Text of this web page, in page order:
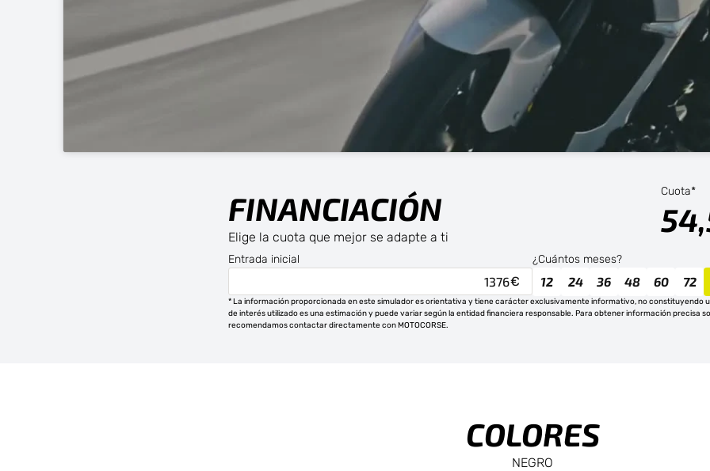
FINANCIACIÓN
Elige la cuota que mejor se adapte a ti
Cuota*
Entrada inicial ¿Cuántos meses?
12 24 36 48 60 72
* La información proporcionada en este simulador es orientativa y tiene carácter exclusivamente informativo, no constituyendo
de interés utilizado es una estimación y puede variar según la entidad financiera responsable. Para obtener información precisa
recomendamos contactar directamente con MOTOCORSE.
COLORES
NEGRO